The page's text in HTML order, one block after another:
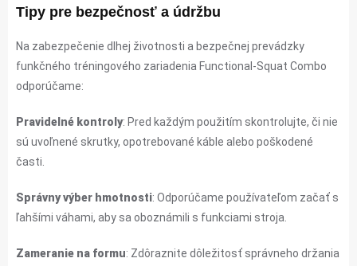
Tipy pre bezpečnosť a údržbu
Na zabezpečenie dlhej životnosti a bezpečnej prevádzky
funkčného tréningového zariadenia Functional-Squat Combo
odporúčame:
Pravidelné kontroly: Pred každým použitím skontrolujte, či nie
sú uvoľnené skrutky, opotrebované káble alebo poškodené
časti.
Správny výber hmotnosti: Odporúčame používateľom začať s
ľahšími váhami, aby sa oboznámili s funkciami stroja.
Zameranie na formu: Zdôraznite dôležitosť správneho držania